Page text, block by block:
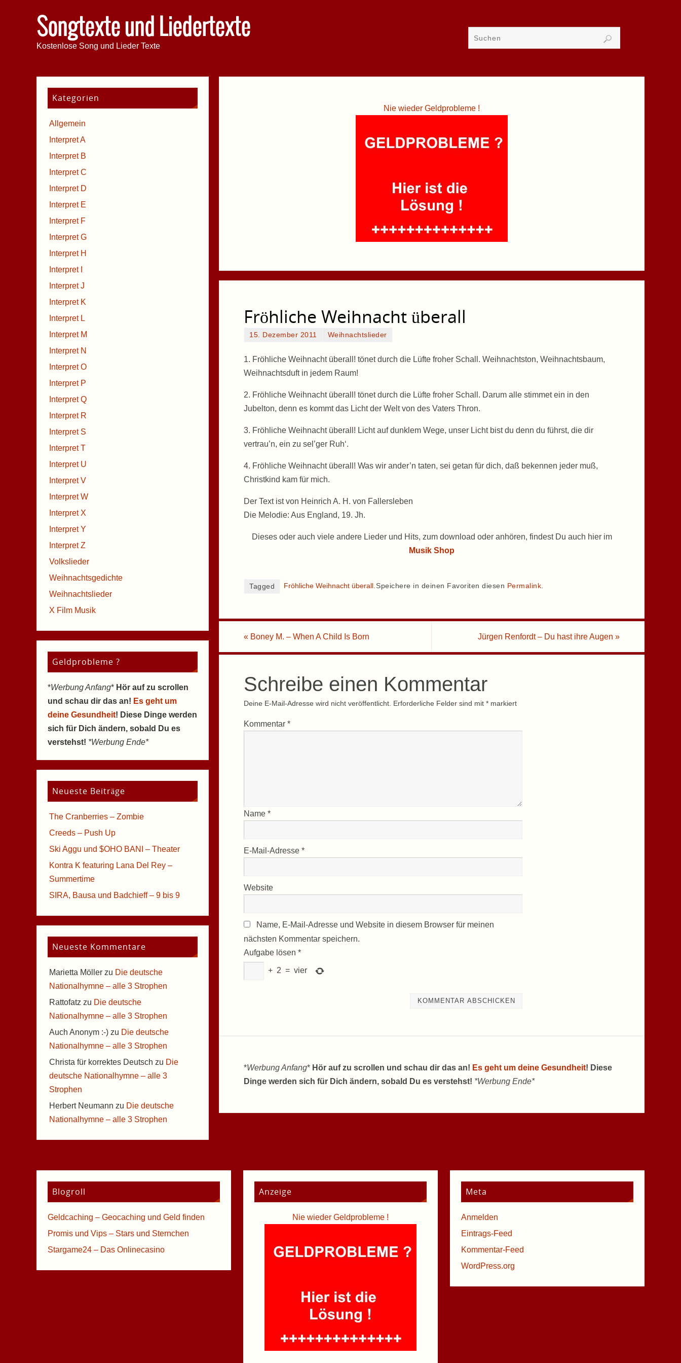
Songtexte und Liedertexte
Kostenlose Song und Lieder Texte
Nie wieder Geldprobleme !
Fröhliche Weihnacht überall
15. Dezember 2011 Weihnachtslieder
1. Fröhliche Weihnacht überall! tönet durch die Lüfte froher Schall. Weihnachtston, Weihnachtsbaum,
Weihnachtsduft in jedem Raum!
2. Fröhliche Weihnacht überall! tönet durch die Lüfte froher Schall. Darum alle stimmet ein in den
Jubelton, denn es kommt das Licht der Welt von des Vaters Thron.
3. Fröhliche Weihnacht überall! Licht auf dunklem Wege, unser Licht bist du denn du führst, die dir
vertrau’n, ein zu sel’ger Ruh‘.
4. Fröhliche Weihnacht überall! Was wir ander’n taten, sei getan für dich, daß bekennen jeder muß,
Christkind kam für mich.
Der Text ist von Heinrich A. H. von Fallersleben
Die Melodie: Aus England, 19. Jh.
Dieses oder auch viele andere Lieder und Hits, zum download oder anhören, findest Du auch hier im
Musik Shop
Tagged Fröhliche Weihnacht überall Speichere in deinen Favoriten diesen Permalink
« Boney M. – When A Child Is Born Jürgen Renfordt – Du hast ihre Augen »
Schreibe einen Kommentar
Deine E-Mail-Adresse wird nicht veröffentlicht. Erforderliche Felder sind mit * markiert
Kommentar *
Name *
E-Mail-Adresse *
Website
Name, E-Mail-Adresse und Website in diesem Browser für meinen
nächsten Kommentar speichern.
Aufgabe lösen *
+ 2 = vier
*Werbung Anfang* Hör auf zu scrollen und schau dir das an! Es geht um deine Gesundheit! Diese
Dinge werden sich für Dich ändern, sobald Du es verstehst! *Werbung Ende*
Kategorien
Allgemein
Interpret A
Interpret B
Interpret C
Interpret D
Interpret E
Interpret F
Interpret G
Interpret H
Interpret I
Interpret J
Interpret K
Interpret L
Interpret M
Interpret N
Interpret O
Interpret P
Interpret Q
Interpret R
Interpret S
Interpret T
Interpret U
Interpret V
Interpret W
Interpret X
Interpret Y
Interpret Z
Volkslieder
Weihnachtsgedichte
Weihnachtslieder
X Film Musik
Geldprobleme ?
*Werbung Anfang* Hör auf zu scrollen
und schau dir das an! Es geht um
deine Gesundheit! Diese Dinge werden
sich für Dich ändern, sobald Du es
verstehst! *Werbung Ende*
Neueste Beiträge
The Cranberries – Zombie
Creeds – Push Up
Ski Aggu und $OHO BANI – Theater
Kontra K featuring Lana Del Rey –
Summertime
SIRA, Bausa und Badchieff – 9 bis 9
Neueste Kommentare
Marietta Möllerzu Die deutsche
Nationalhymne – alle 3 Strophen
Rattofatz zu Die deutsche
Nationalhymne – alle 3 Strophen
Auch Anonym :-)zu Die deutsche
Nationalhymne – alle 3 Strophen
Christa für korrektes Deutsch zu Die
deutsche Nationalhymne – alle 3
Strophen
Herbert Neumann zu Die deutsche
Nationalhymne – alle 3 Strophen
Blogroll
Geldcaching – Geocaching und Geld finden
Promis und Vips – Stars und Sternchen
Stargame24 – Das Onlinecasino
Anzeige
Nie wieder Geldprobleme !
Meta
Anmelden
Eintrags-Feed
Kommentar-Feed
WordPress.org